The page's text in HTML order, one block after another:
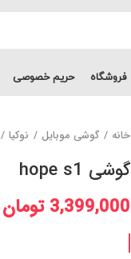
فروشگاه حریم خصوصی
خانه
گوشی موبایل نوکیا
گوشی hope s1
3,399,000 تومان